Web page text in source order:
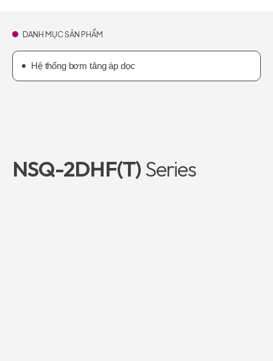
DANH MỤC SẢN PHẨM
Hệ thống bơm tăng áp dọc
NSQ-2DHF(T)Series